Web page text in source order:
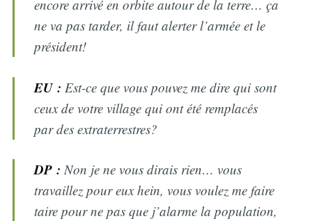
encore arrivé en orbite autour de la terre… ça
ne va pas tarder, il faut alerter l’armée et le
président!
EU : Est-ce que vous pouvez me dire qui sont
ceux de votre village qui ont été remplacés
par des extraterrestres?
DP : Non je ne vous dirais rien… vous
travaillez pour eux hein, vous voulez me faire
taire pour ne pas que j’alarme la population,